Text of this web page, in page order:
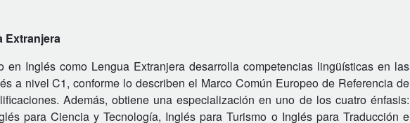
Extranjera
en Inglés como Lengua Extranjera desarrolla competencias lingüísticas en las
a nivel C1, conforme lo describen el Marco Común Europeo de Referencia de
Además, obtiene una especialización en uno de los cuatro énfasis:
para Ciencia y Tecnología, Inglés para Turismo o Inglés para Traducción e